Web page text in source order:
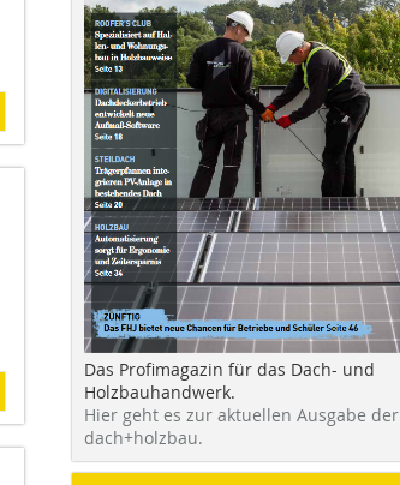
Das Profimagazin für das Dach- und
Holzbauhandwerk.
Hier geht es zur aktuellen Ausgabe der
dach+holzbau.